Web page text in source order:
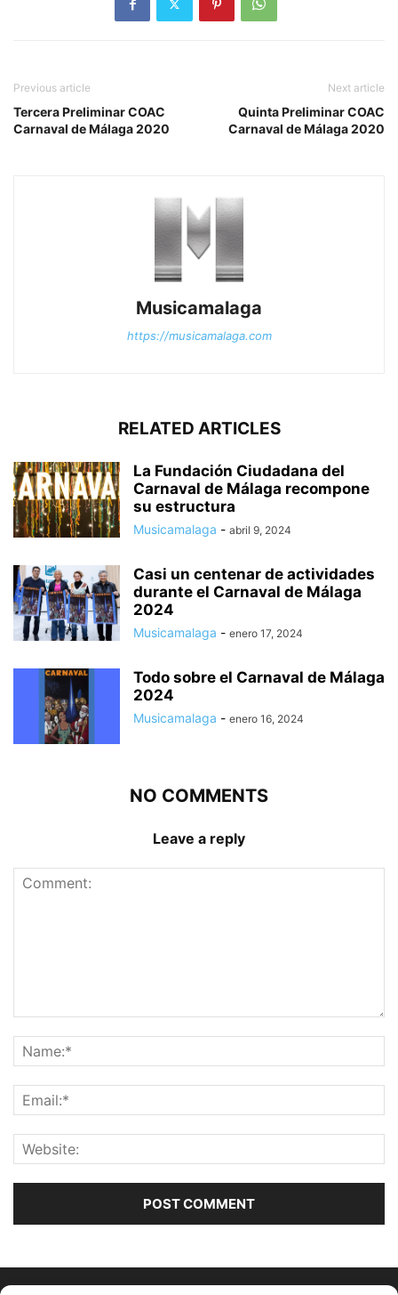
Previous article
Tercera Preliminar COAC
Carnaval de Málaga 2020
Next article
Quinta Preliminar COAC
Carnaval de Málaga 2020
Musicamalaga
https://musicamalaga.com
RELATED ARTICLES
La Fundación Ciudadana del
Carnaval de Málaga recompone
su estructura
Musicamalaga - abril 9, 2024
Casi un centenar de actividades
durante el Carnaval de Málaga
2024
Musicamalaga - enero 17, 2024
Todo sobre el Carnaval de Málaga
2024
Musicamalaga - enero 16, 2024
NO COMMENTS
Leave a reply